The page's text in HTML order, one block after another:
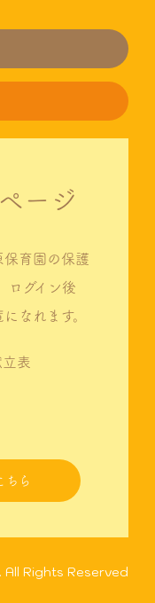
ージ
保育園の保護
ログイン後
なれます。
表
ちら
Rights Reserved